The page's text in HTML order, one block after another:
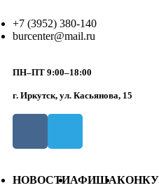
+7 (3952) 380-140
burcenter@mail.ru
ПН–ПТ 9:00–18:00
г. Иркутск, ул. Касьянова, 15
НОВОСТИАФИША